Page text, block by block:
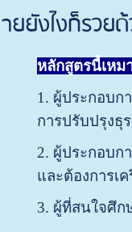
ยยังไงก็รว
หลักสูตรนี้เหม
1. ผู้ประกอบก
การปรับปรุงธุ
2. ผู้ประกอบก
และต้องการเ
3. ผู้ที่สนใจศึก